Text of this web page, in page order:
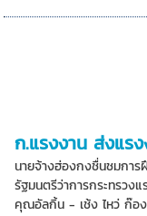
ก.แรงงาน ส่งแร
นายจ้างฮ่องกงชื่นชมกา
รัฐมนตรีว่าการกระทรวง
คุณอัลกิ้น - เช้ง ไหว่ ก๊อง